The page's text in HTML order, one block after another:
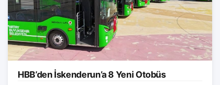
HBB’den İskenderun’a 8 Yeni Otobüs